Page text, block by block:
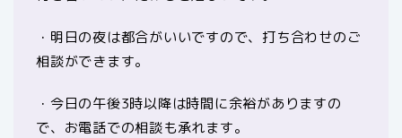
・明日の夜は都合がいいですので、打ち合わせのご
相談ができます。
・今日の午後3時以降は時間に余裕がありますの
で、お電話での相談も承れます。